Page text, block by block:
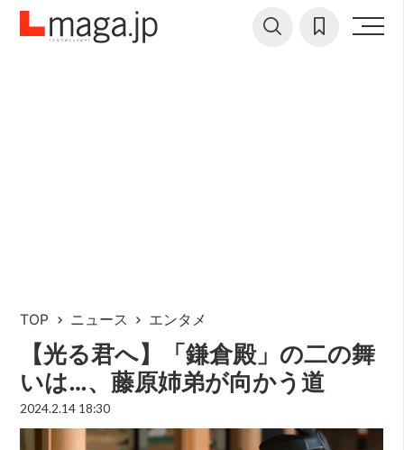
TOP ニュース エンタメ
【光る君へ】「鎌倉殿」の二の舞
いは…、藤原姉弟が向かう道
2024.2.14 18:30